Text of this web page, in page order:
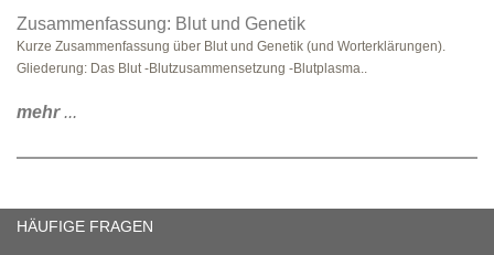
Zusammenfassung: Blut und Genetik
Kurze Zusammenfassung über Blut und Genetik (und Worterklärungen).
Gliederung: Das Blut -Blutzusammensetzung -Blutplasma..
mehr...
HÄUFIGE FRAGEN